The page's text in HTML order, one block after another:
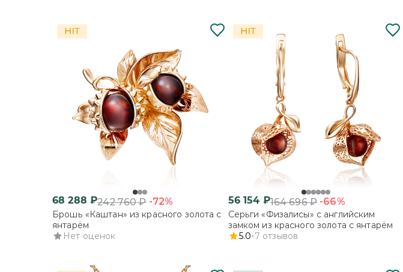
68 288 ₽242 760₽ -72%
Брошь «Каштан» из красного золота с
янтарём
Нет оценок
56 154 ₽164 696₽ -66%
Серьги «Физалисы» с английским
замком из красного золота с янтарём
5.0 7 отзывов